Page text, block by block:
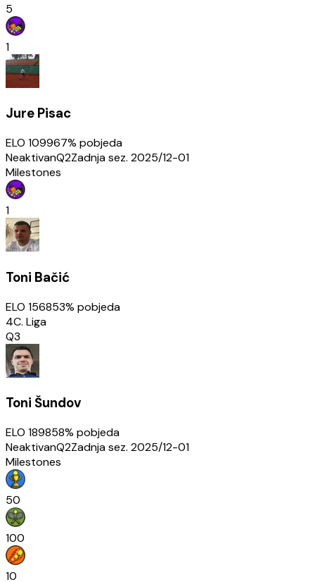
5
1
Jure Pisac
ELO 109967% pobjeda
NeaktivanQ2Zadnja sez. 2025/12-01
Milestones
1
Toni Bačić
ELO 156853% pobjeda
4C. Liga
Q3
Toni Šundov
ELO 189858% pobjeda
NeaktivanQ2Zadnja sez. 2025/12-01
Milestones
50
100
10